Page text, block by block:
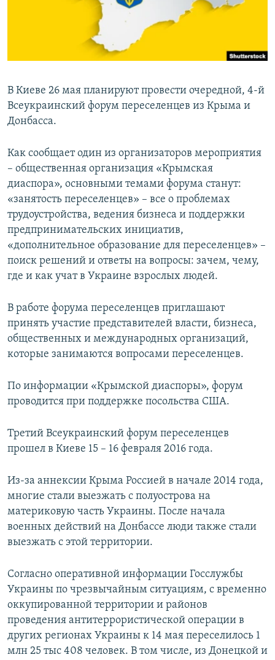
ПОБЕДИТЕЛЕЙ НЕ СУДЯТ?
КРЫМ.НЕПОКОРЕННЫЙ
Все сайты RFE/RL
В Киеве 26 мая планируют провести очередной, 4-й
Всеукраинский форум переселенцев из Крыма и
Донбасса.
Как сообщает один из организаторов мероприятия
– общественная организация «Крымская
диаспора», основными темами форума станут:
«занятость переселенцев» – все о проблемах
трудоустройства, ведения бизнеса и поддержки
предпринимательских инициатив,
«дополнительное образование для переселенцев» –
поиск решений и ответы на вопросы: зачем, чему,
где и как учат в Украине взрослых людей.
В работе форума переселенцев приглашают
принять участие представителей власти, бизнеса,
общественных и международных организаций,
которые занимаются вопросами переселенцев.
По информации «Крымской диаспоры», форум
проводится при поддержке посольства США.
Третий Всеукраинский форум переселенцев
прошел в Киеве 15 – 16 февраля 2016 года.
Из-за аннексии Крыма Россией в начале 2014 года,
многие стали выезжать с полуострова на
материковую часть Украины. После начала
военных действий на Донбассе люди также стали
выезжать с этой территории.
Согласно оперативной информации Госслужбы
Украины по чрезвычайным ситуациям, с временно
оккупированной территории и районов
проведения антитеррористической операции в
других регионах Украины к 14 мая переселилось 1
млн 25 тыс 408 человек. В том числе, из Донецкой и